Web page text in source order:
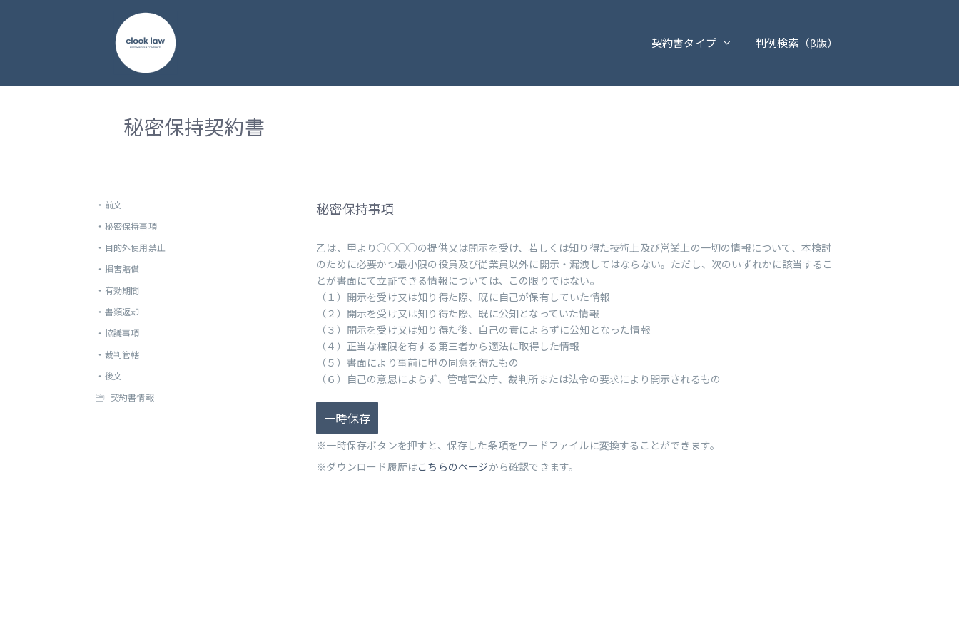
契約書タイプ 判例検索（β版）
秘密保持契約書
・ 前文
・ 秘密保持事項
・ 目的外使用禁止
・ 損害賠償
・ 有効期間
・ 書類返却
・ 協議事項
・ 裁判管轄
・ 後文
契約書情報
秘密保持事項
乙は、甲より○○○○の提供又は開示を受け、若しくは知り得た技術上及び営業上の一切の情報について、本検討
のために必要かつ最小限の役員及び従業員以外に開示・漏洩してはならない。ただし、次のいずれかに該当するこ
とが書面にて立証できる情報については、この限りではない。
（１）開示を受け又は知り得た際、既に自己が保有していた情報
（２）開示を受け又は知り得た際、既に公知となっていた情報
（３）開示を受け又は知り得た後、自己の責によらずに公知となった情報
（４）正当な権限を有する第三者から適法に取得した情報
（５）書面により事前に甲の同意を得たもの
（６）自己の意思によらず、管轄官公庁、裁判所または法令の要求により開示されるもの
一時保存
※一時保存ボタンを押すと、保存した条項をワードファイルに変換することができます。
※ダウンロード履歴はこちらのページから確認できます。